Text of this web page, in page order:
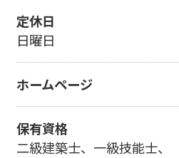
定休日
日曜日
ホームページ
保有資格
二級建築士、一級技能士、